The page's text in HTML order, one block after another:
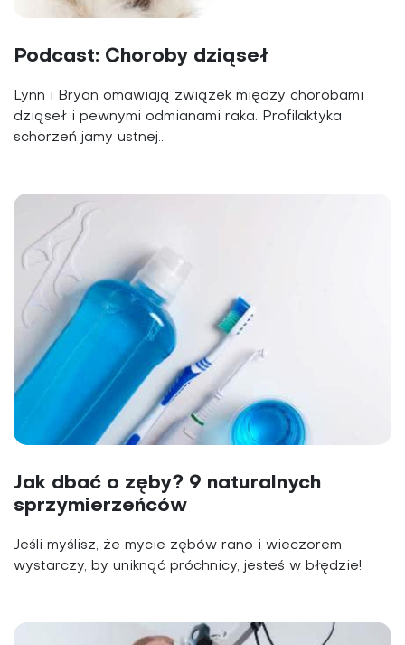
Podcast: Choroby dziąseł
Lynn i Bryan omawiają związek między chorobami
dziąseł i pewnymi odmianami raka. Profilaktyka
schorzeń jamy ustnej...
Jak dbać o zęby? 9 naturalnych
sprzymierzeńców
Jeśli myślisz, że mycie zębów rano i wieczorem
wystarczy, by uniknąć próchnicy, jesteś w błędzie!